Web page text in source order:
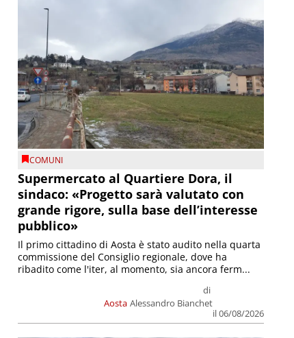
COMUNI
Supermercato al Quartiere Dora, il
sindaco: «Progetto sarà valutato con
grande rigore, sulla base dell’interesse
pubblico»
Aosta
di
Alessandro Bianchet
il 06/08/2026
Il primo cittadino di Aosta è stato audito nella quarta
commissione del Consiglio regionale, dove ha
ribadito come l'iter, al momento, sia ancora ferm...